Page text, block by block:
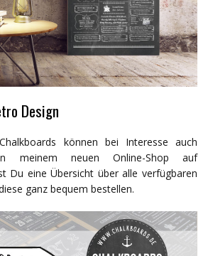
Design
können bei Interesse auch
meinem neuen Online-Shop auf
Du eine Übersicht über alle verfügbaren
ganz bequem bestellen.